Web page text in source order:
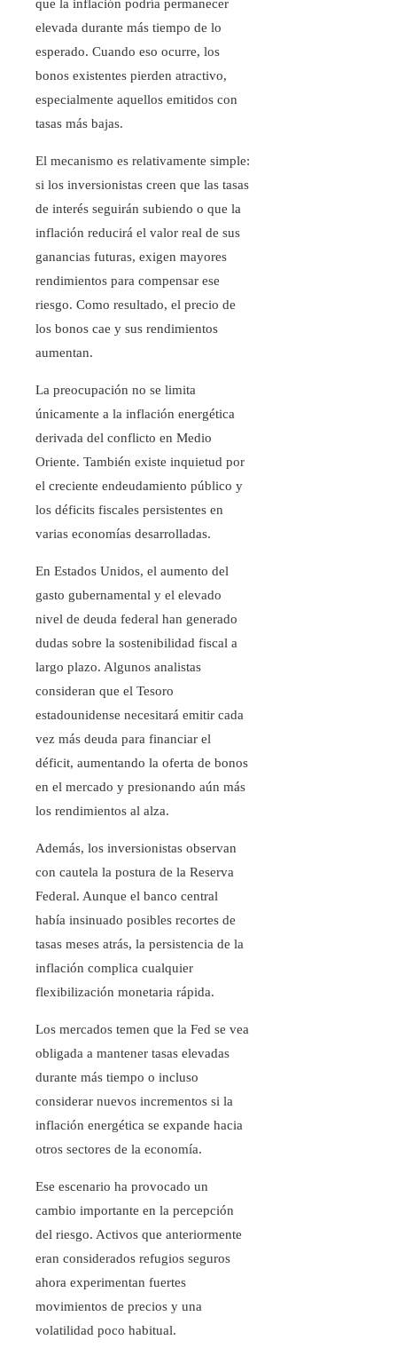
que la inflación podría permanecer
elevada durante más tiempo de lo
esperado. Cuando eso ocurre, los
bonos existentes pierden atractivo,
especialmente aquellos emitidos con
tasas más bajas.
El mecanismo es relativamente simple:
si los inversionistas creen que las tasas
de interés seguirán subiendo o que la
inflación reducirá el valor real de sus
ganancias futuras, exigen mayores
rendimientos para compensar ese
riesgo. Como resultado, el precio de
los bonos cae y sus rendimientos
aumentan.
La preocupación no se limita
únicamente a la inflación energética
derivada del conflicto en Medio
Oriente. También existe inquietud por
el creciente endeudamiento público y
los déficits fiscales persistentes en
varias economías desarrolladas.
En Estados Unidos, el aumento del
gasto gubernamental y el elevado
nivel de deuda federal han generado
dudas sobre la sostenibilidad fiscal a
largo plazo. Algunos analistas
consideran que el Tesoro
estadounidense necesitará emitir cada
vez más deuda para financiar el
déficit, aumentando la oferta de bonos
en el mercado y presionando aún más
los rendimientos al alza.
Además, los inversionistas observan
con cautela la postura de la Reserva
Federal. Aunque el banco central
había insinuado posibles recortes de
tasas meses atrás, la persistencia de la
inflación complica cualquier
flexibilización monetaria rápida.
Los mercados temen que la Fed se vea
obligada a mantener tasas elevadas
durante más tiempo o incluso
considerar nuevos incrementos si la
inflación energética se expande hacia
otros sectores de la economía.
Ese escenario ha provocado un
cambio importante en la percepción
del riesgo. Activos que anteriormente
eran considerados refugios seguros
ahora experimentan fuertes
movimientos de precios y una
volatilidad poco habitual.